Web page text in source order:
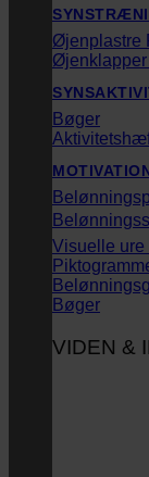
Øjenplastre
Øjenklapper
Bøger
Visuelle ure
Bøger
VIDEN &